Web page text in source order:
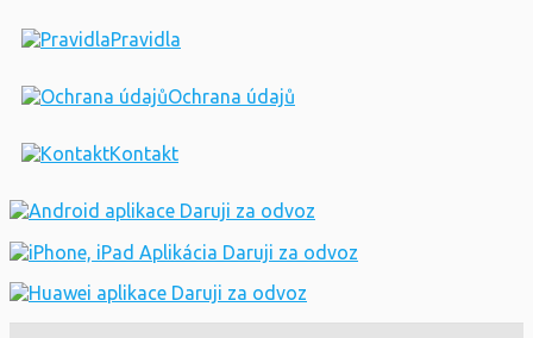
Pravidla
Ochrana údajů
Kontakt